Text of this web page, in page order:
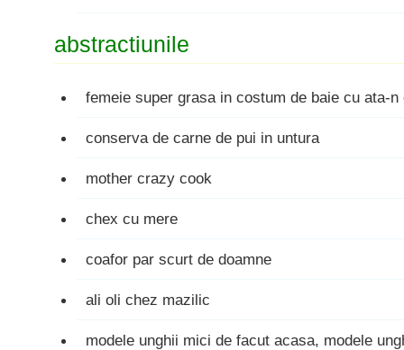
abstractiunile
femeie super grasa in costum de baie cu ata-n
conserva de carne de pui in untura
mother crazy cook
chex cu mere
coafor par scurt de doamne
ali oli chez mazilic
modele unghii mici de facut acasa, modele